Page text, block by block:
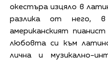
окестъра изцяло в
разлика от него,
американският
любовта си към
лична и музикално-